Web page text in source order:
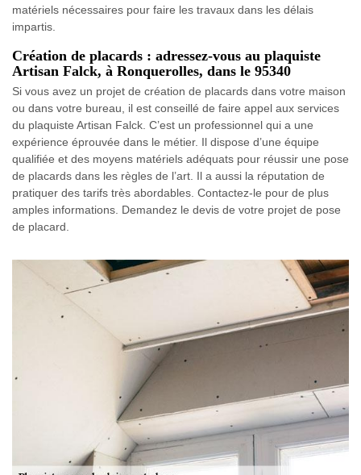
matériels nécessaires pour faire les travaux dans les délais
impartis.
Création de placards : adressez-vous au plaquiste
Artisan Falck, à Ronquerolles, dans le 95340
Si vous avez un projet de création de placards dans votre maison
ou dans votre bureau, il est conseillé de faire appel aux services
du plaquiste Artisan Falck. C’est un professionnel qui a une
expérience éprouvée dans le métier. Il dispose d’une équipe
qualifiée et des moyens matériels adéquats pour réussir une pose
de placards dans les règles de l’art. Il a aussi la réputation de
pratiquer des tarifs très abordables. Contactez-le pour de plus
amples informations. Demandez le devis de votre projet de pose
de placard.